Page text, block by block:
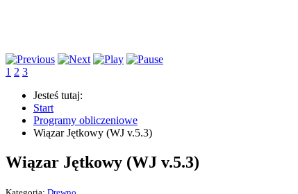
1 2 3
Jesteś tutaj:
Start
Programy obliczeniowe
Wiązar Jętkowy (WJ v.5.3)
Wiązar Jętkowy (WJ v.5.3)